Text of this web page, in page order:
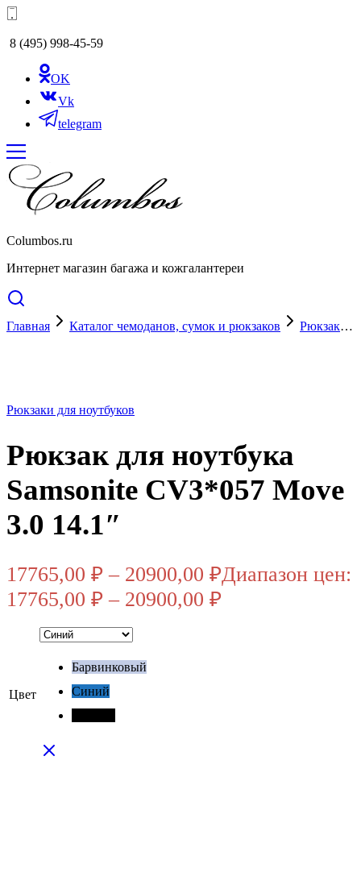
8 (495) 998-45-59
OK
Vk
telegram
Columbos.ru
Интернет магазин багажа и кожгалантереи
Главная Каталог чемоданов, сумок и рюкзаков
Рюкзаки
Рюкзаки для ноутбуков
Рюкзак для ноутбука
Samsonite CV3*057 Move
3.0 14.1″
17765,00 ₽ – 20900,00 ₽Диапазон цен:
17765,00 ₽ – 20900,00 ₽
Цвет
Барвинковый
Синий